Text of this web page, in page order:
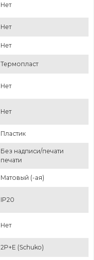
Нет
Нет
Нет
Термопласт
Нет
Нет
Пластик
Без надписи/печати
печати
Матовый (-ая)
IP20
Нет
2P+E (Schuko)